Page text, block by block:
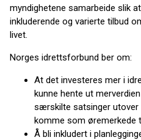
myndighetene samarbeide slik
inkluderende og varierte tilbud
livet.
Norges idrettsforbund ber om:
At det investeres mer i
kunne hente ut
særskilte satsinger
komme som øremerkede
Å bli inkludert i